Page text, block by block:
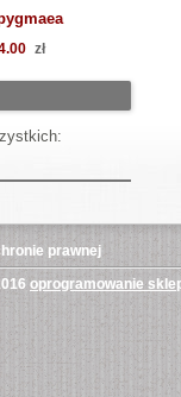
zł
prawnej
oprogramowanie